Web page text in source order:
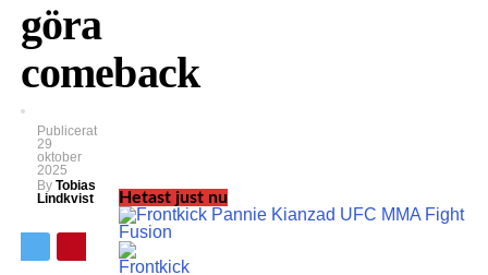
göra
comeback
Publicerat
29
oktober
2025
By Tobias
Lindkvist
Hetast just nu